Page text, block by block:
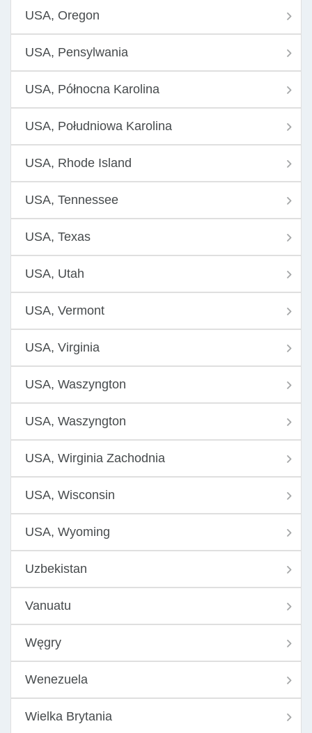
USA, Oregon
USA, Pensylwania
USA, Północna Karolina
USA, Południowa Karolina
USA, Rhode Island
USA, Tennessee
USA, Texas
USA, Utah
USA, Vermont
USA, Virginia
USA, Waszyngton
USA, Waszyngton
USA, Wirginia Zachodnia
USA, Wisconsin
USA, Wyoming
Uzbekistan
Vanuatu
Węgry
Wenezuela
Wielka Brytania